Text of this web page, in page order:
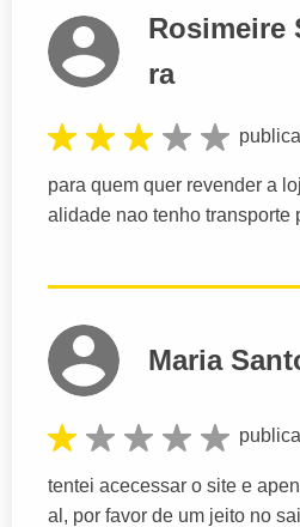
Rosimeire
ra
para quem quer revender a
alidade nao tenho transporte
Maria
tentei acecessar o site e
al, por favor de um jeito no